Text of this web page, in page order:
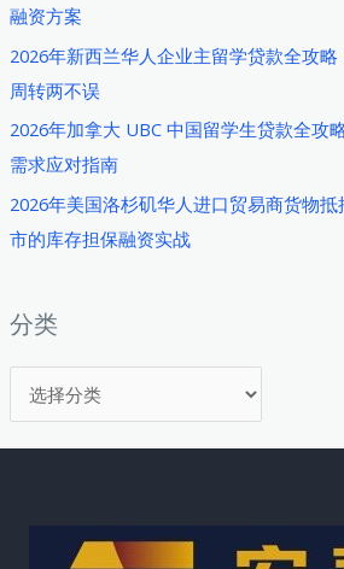
融资方案
2026年新西兰华人企业主留学贷款全攻
周转两不误
2026年加拿大 UBC 中国留学生贷款全攻
需求应对指南
2026年美国洛杉矶华人进口贸易商货物
市的库存担保融资实战
分类
类
略：
马
来
西
亚
融
实
册